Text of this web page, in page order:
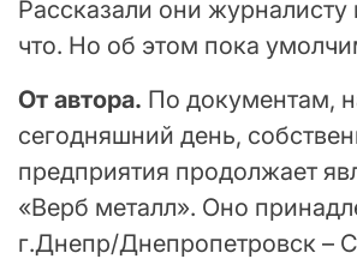
Рассказали они
что. Но об этом пока
От автора. По документам,
сегодняшний день,
предприятия продолжает
«Верб металл». Оно
г.Днепр/Днепропетровск –